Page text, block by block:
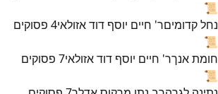
📜
נחל קדומיםר' חיים יוסף דוד אזולאי4 פסוקים
📜
חומת אנךר' חיים יוסף דוד אזולאי7 פסוקים
📜